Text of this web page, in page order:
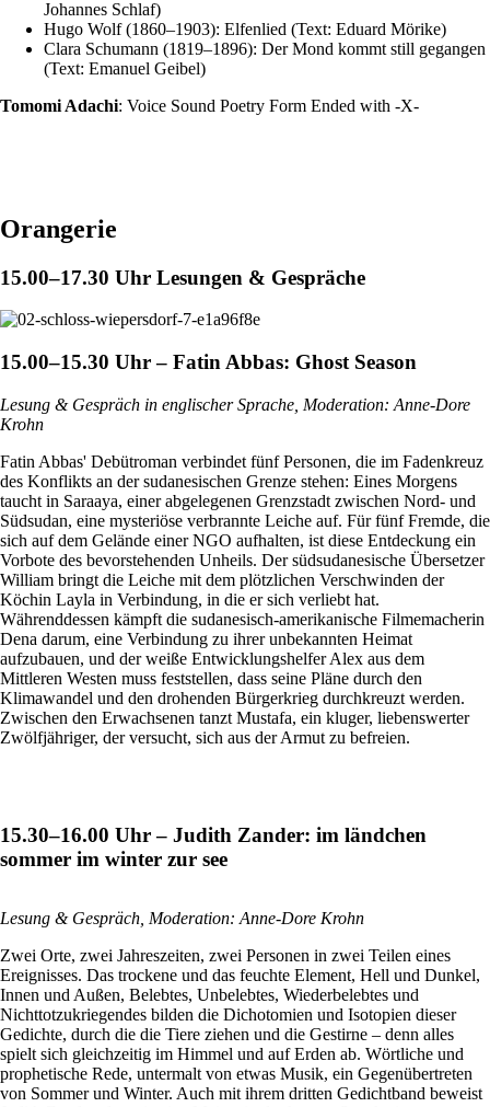
Johannes Schlaf)
Hugo Wolf (1860–1903): Elfenlied (Text: Eduard Mörike)
Clara Schumann (1819–1896): Der Mond kommt still gegangen
(Text: Emanuel Geibel)
Tomomi Adachi: Voice Sound Poetry Form Ended with -X-
Orangerie
15.00–17.30 Uhr Lesungen & Gespräche
15.00–15.30 Uhr – Fatin Abbas: Ghost Season
Lesung & Gespräch in englischer Sprache, Moderation: Anne-Dore
Krohn
Fatin Abbas' Debütroman verbindet fünf Personen, die im Fadenkreuz
des Konflikts an der sudanesischen Grenze stehen: Eines Morgens
taucht in Saraaya, einer abgelegenen Grenzstadt zwischen Nord- und
Südsudan, eine mysteriöse verbrannte Leiche auf. Für fünf Fremde, die
sich auf dem Gelände einer NGO aufhalten, ist diese Entdeckung ein
Vorbote des bevorstehenden Unheils. Der südsudanesische Übersetzer
William bringt die Leiche mit dem plötzlichen Verschwinden der
Köchin Layla in Verbindung, in die er sich verliebt hat.
Währenddessen kämpft die sudanesisch-amerikanische Filmemacherin
Dena darum, eine Verbindung zu ihrer unbekannten Heimat
aufzubauen, und der weiße Entwicklungshelfer Alex aus dem
Mittleren Westen muss feststellen, dass seine Pläne durch den
Klimawandel und den drohenden Bürgerkrieg durchkreuzt werden.
Zwischen den Erwachsenen tanzt Mustafa, ein kluger, liebenswerter
Zwölfjähriger, der versucht, sich aus der Armut zu befreien.
15.30–16.00 Uhr – Judith Zander: im ländchen
sommer im winter zur see
Lesung & Gespräch, Moderation: Anne-Dore Krohn
Zwei Orte, zwei Jahreszeiten, zwei Personen in zwei Teilen eines
Ereignisses. Das trockene und das feuchte Element, Hell und Dunkel,
Innen und Außen, Belebtes, Unbelebtes, Wiederbelebtes und
Nichttotzukriegendes bilden die Dichotomien und Isotopien dieser
Gedichte, durch die die Tiere ziehen und die Gestirne – denn alles
spielt sich gleichzeitig im Himmel und auf Erden ab. Wörtliche und
prophetische Rede, untermalt von etwas Musik, ein Gegenübertreten
von Sommer und Winter. Auch mit ihrem dritten Gedichtband beweist